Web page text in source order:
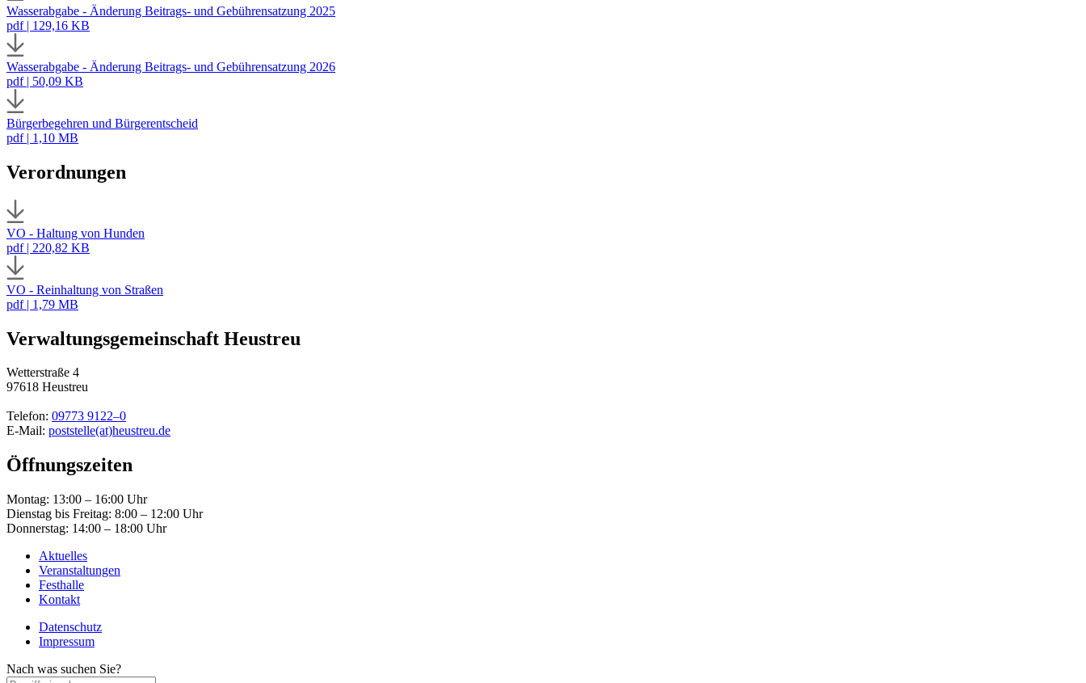
Wasserabgabe - Änderung Beitrags- und Gebührensatzung 2025
pdf | 129,16 KB
Wasserabgabe - Änderung Beitrags- und Gebührensatzung 2026
pdf | 50,09 KB
Bürgerbegehren und Bürgerentscheid
pdf | 1,10 MB
Verordnungen
VO - Haltung von Hunden
pdf | 220,82 KB
VO - Reinhaltung von Straßen
pdf | 1,79 MB
Verwaltungsgemeinschaft Heustreu
Wetterstraße 4
97618 Heustreu
Telefon: 09773 9122–0
E-Mail: poststelle(at)heustreu.de
Öffnungszeiten
Montag: 13:00 – 16:00 Uhr
Dienstag bis Freitag: 8:00 – 12:00 Uhr
Donnerstag: 14:00 – 18:00 Uhr
Aktuelles
Veranstaltungen
Festhalle
Kontakt
Datenschutz
Impressum
Nach was suchen Sie?